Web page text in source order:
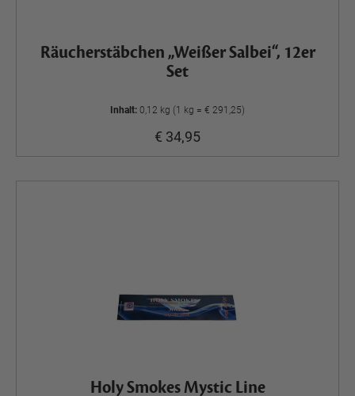
Räucherstäbchen „Weißer Salbei“, 12er
Set
Inhalt: 0,12 kg (1 kg = € 291,25)
€ 34,95
Holy Smokes Mystic Line